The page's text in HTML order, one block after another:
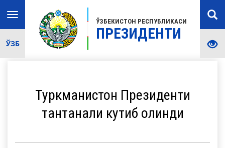
ЎЗБЕКИСТОН РЕСПУБЛИКАСИ
ПРЕЗИДЕНТИ
Toggle
navigation
ЎЗБ
Туркманистон Президенти
тантанали кутиб олинди